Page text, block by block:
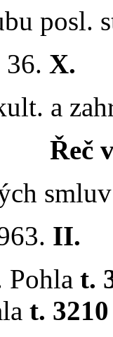
posl.
X.
a
Řeč
II.
Pohla t.
t.